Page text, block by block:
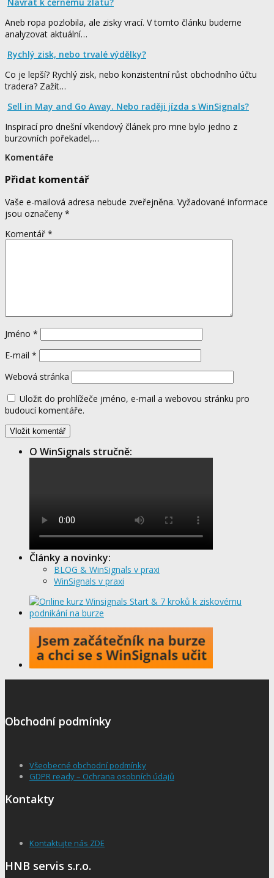
Návrat k černému zlatu?
Aneb ropa pozlobila, ale zisky vrací. V tomto článku budeme
analyzovat aktuální…
Rychlý zisk, nebo trvalé výdělky?
Co je lepší? Rychlý zisk, nebo konzistentní růst obchodního účtu
tradera? Zažít…
Sell in May and Go Away. Nebo raději jízda s WinSignals?
Inspirací pro dnešní víkendový článek pro mne bylo jedno z
burzovních pořekadel,…
Komentáře
Přidat komentář
Vaše e-mailová adresa nebude zveřejněna. Vyžadované informace
jsou označeny *
Komentář *
Jméno *
E-mail *
Webová stránka
Uložit do prohlížeče jméno, e-mail a webovou stránku pro
budoucí komentáře.
O WinSignals stručně:
Články a novinky:
BLOG & WinSignals v praxi
WinSignals v praxi
Obchodní podmínky
Všeobecné obchodní podmínky
GDPR ready – Ochrana osobních údajů
Kontakty
Kontaktujte nás ZDE
HNB servis s.r.o.